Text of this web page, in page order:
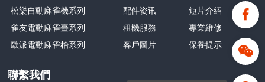
松樂自動麻雀機系列
雀友電動麻雀臺系列
歐派電動麻雀枱系列
配件资讯
租機服務
客戶圖片
短片介紹
專業維修
保養提示
聯繫我們